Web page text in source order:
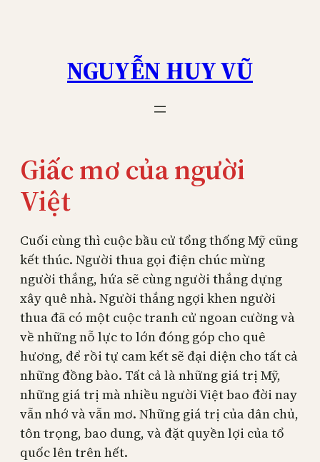
NGUYỄN HUY VŨ
Giấc mơ của người
Việt
Cuối cùng thì cuộc bầu cử tổng thống Mỹ cũng
kết thúc. Người thua gọi điện chúc mừng
người thắng, hứa sẽ cùng người thắng dựng
xây quê nhà. Người thắng ngợi khen người
thua đã có một cuộc tranh cử ngoan cường và
về những nỗ lực to lớn đóng góp cho quê
hương, để rồi tự cam kết sẽ đại diện cho tất cả
những đồng bào. Tất cả là những giá trị Mỹ,
những giá trị mà nhiều người Việt bao đời nay
vẫn nhớ và vẫn mơ. Những giá trị của dân chủ,
tôn trọng, bao dung, và đặt quyền lợi của tổ
quốc lên trên hết.